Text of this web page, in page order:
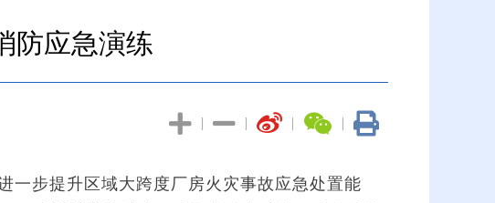
防应急演练
|
|
|
|
一步提升区域大跨度厂房火灾事故应急处置能